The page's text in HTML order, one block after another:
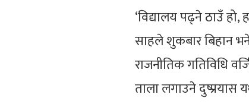
‘विद्यालय पढ्ने ठाउँ हो,
साहले शुकबार बिहान
राजनीतिक गतिविधि
ताला लगाउने दुष्प्रयास